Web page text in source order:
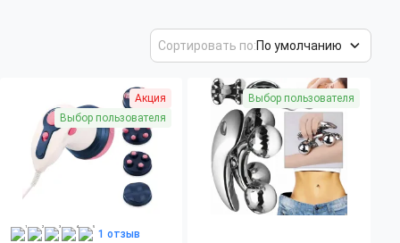
Сортировать по:По умолчанию
Акция
Выбор пользователя
1 отзыв
Выбор пользователя